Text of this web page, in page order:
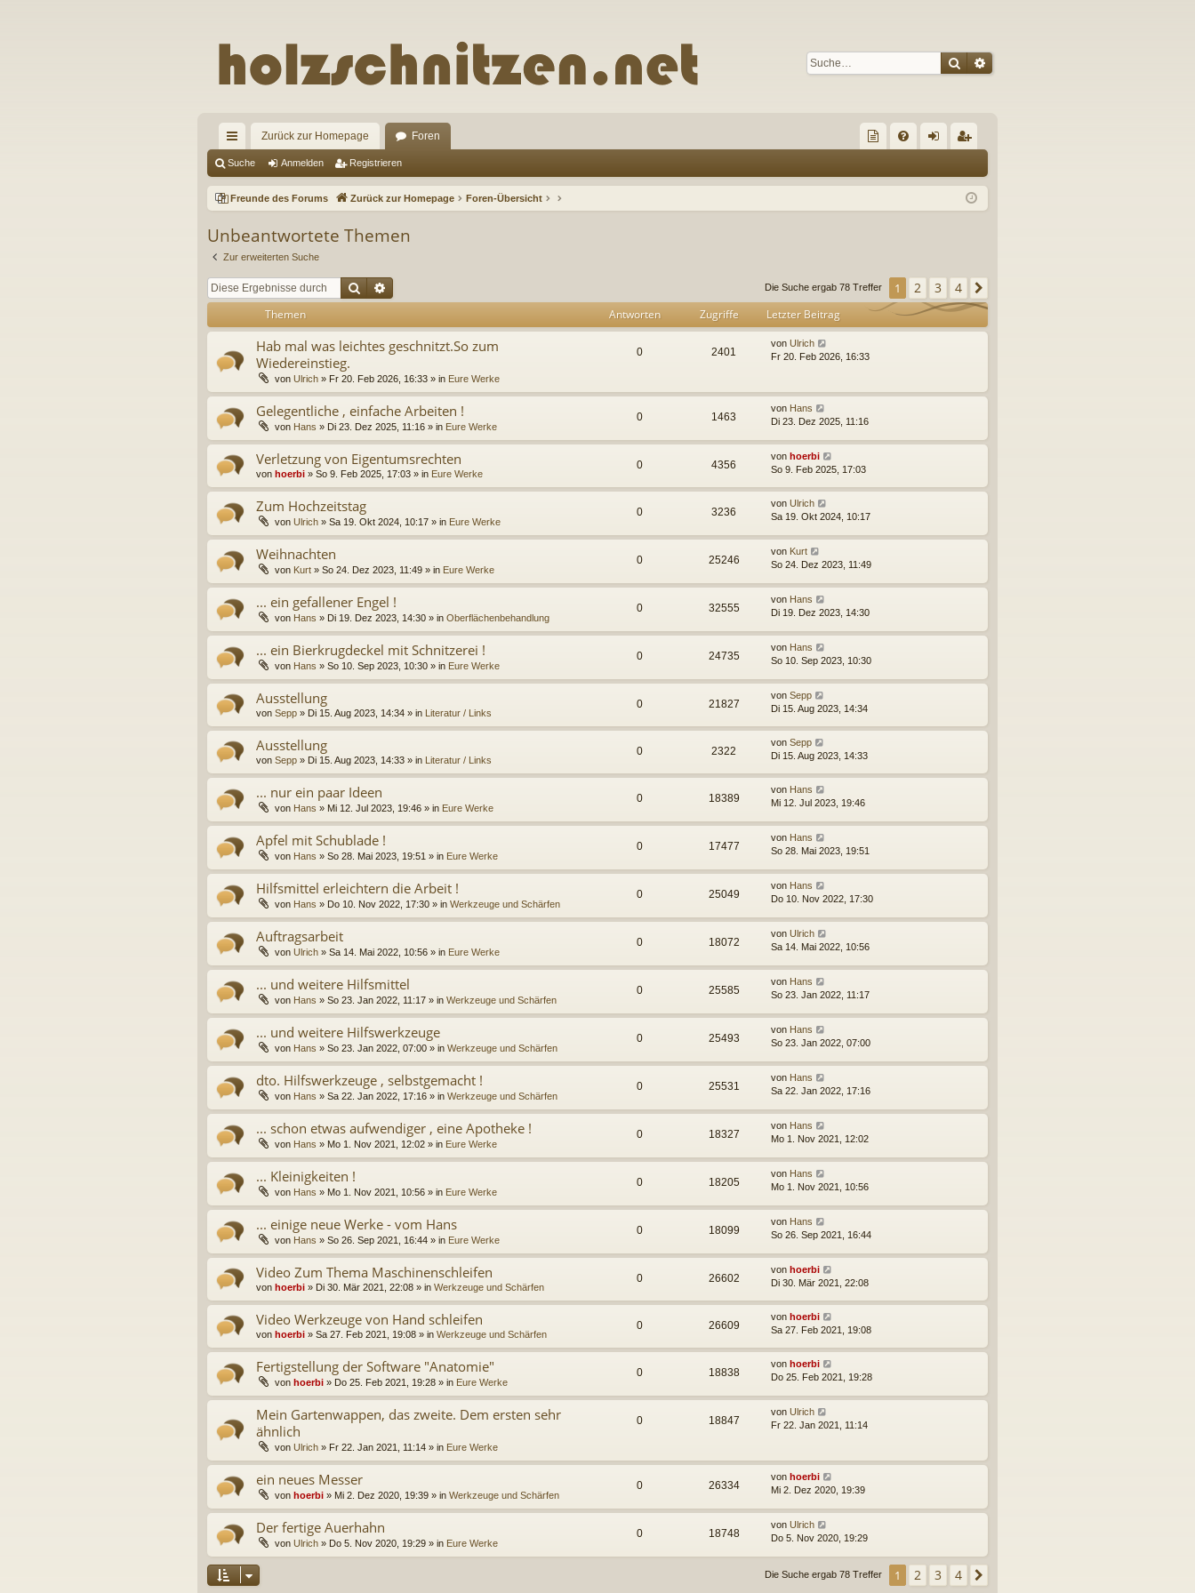
SucheErweiterte Suche
ch
ne
ug
Zurück zur Homepage Foren
un Q m ist
Suche Anmelden Registrieren
Freunde des Forums Zurück zur Homepage Foren-Übersicht
Unbeantwortete Themen
Zur erweiterten Suche
Suche Die Suche ergab 78 Treffer 1 2 3 4
Themen Antworten Zugriffe Letzter Beitrag
Hab mal was leichtes geschnitzt.So zum
Wiedereinstieg.
von Ulrich » Fr 20. Feb 2026, 16:33 » in Eure Werke
0 2401
von Ulrich
Fr 20. Feb 2026, 16:33
Gelegentliche , einfache Arbeiten !
von Hans » Di 23. Dez 2025, 11:16 » in Eure Werke
0 1463
von Hans
Di 23. Dez 2025, 11:16
Verletzung von Eigentumsrechten
von hoerbi » So 9. Feb 2025, 17:03 » in Eure Werke
0 4356
von hoerbi
So 9. Feb 2025, 17:03
Zum Hochzeitstag
von Ulrich » Sa 19. Okt 2024, 10:17 » in Eure Werke
0 3236
von Ulrich
Sa 19. Okt 2024, 10:17
Weihnachten
von Kurt » So 24. Dez 2023, 11:49 » in Eure Werke
0 25246
von Kurt
So 24. Dez 2023, 11:49
... ein gefallener Engel !
von Hans » Di 19. Dez 2023, 14:30 » in Oberflächenbehandlung
0 32555
von Hans
Di 19. Dez 2023, 14:30
... ein Bierkrugdeckel mit Schnitzerei !
von Hans » So 10. Sep 2023, 10:30 » in Eure Werke
0 24735
von Hans
So 10. Sep 2023, 10:30
Ausstellung
von Sepp » Di 15. Aug 2023, 14:34 » in Literatur / Links
0 21827
von Sepp
Di 15. Aug 2023, 14:34
Ausstellung
von Sepp » Di 15. Aug 2023, 14:33 » in Literatur / Links
0 2322
von Sepp
Di 15. Aug 2023, 14:33
... nur ein paar Ideen
von Hans » Mi 12. Jul 2023, 19:46 » in Eure Werke
0 18389
von Hans
Mi 12. Jul 2023, 19:46
Apfel mit Schublade !
von Hans » So 28. Mai 2023, 19:51 » in Eure Werke
0 17477
von Hans
So 28. Mai 2023, 19:51
Hilfsmittel erleichtern die Arbeit !
von Hans » Do 10. Nov 2022, 17:30 » in Werkzeuge und Schärfen
0 25049
von Hans
Do 10. Nov 2022, 17:30
Auftragsarbeit
von Ulrich » Sa 14. Mai 2022, 10:56 » in Eure Werke
0 18072
von Ulrich
Sa 14. Mai 2022, 10:56
... und weitere Hilfsmittel
von Hans » So 23. Jan 2022, 11:17 » in Werkzeuge und Schärfen
0 25585
von Hans
So 23. Jan 2022, 11:17
... und weitere Hilfswerkzeuge
von Hans » So 23. Jan 2022, 07:00 » in Werkzeuge und Schärfen
0 25493
von Hans
So 23. Jan 2022, 07:00
dto. Hilfswerkzeuge , selbstgemacht !
von Hans » Sa 22. Jan 2022, 17:16 » in Werkzeuge und Schärfen
0 25531
von Hans
Sa 22. Jan 2022, 17:16
... schon etwas aufwendiger , eine Apotheke !
von Hans » Mo 1. Nov 2021, 12:02 » in Eure Werke
0 18327
von Hans
Mo 1. Nov 2021, 12:02
... Kleinigkeiten !
von Hans » Mo 1. Nov 2021, 10:56 » in Eure Werke
0 18205
von Hans
Mo 1. Nov 2021, 10:56
... einige neue Werke - vom Hans
von Hans » So 26. Sep 2021, 16:44 » in Eure Werke
0 18099
von Hans
So 26. Sep 2021, 16:44
Video Zum Thema Maschinenschleifen
von hoerbi » Di 30. Mär 2021, 22:08 » in Werkzeuge und Schärfen
0 26602
von hoerbi
Di 30. Mär 2021, 22:08
Video Werkzeuge von Hand schleifen
von hoerbi » Sa 27. Feb 2021, 19:08 » in Werkzeuge und Schärfen
0 26609
von hoerbi
Sa 27. Feb 2021, 19:08
Fertigstellung der Software "Anatomie"
von hoerbi » Do 25. Feb 2021, 19:28 » in Eure Werke
0 18838
von hoerbi
Do 25. Feb 2021, 19:28
Mein Gartenwappen, das zweite. Dem ersten sehr
ähnlich
von Ulrich » Fr 22. Jan 2021, 11:14 » in Eure Werke
0 18847
von Ulrich
Fr 22. Jan 2021, 11:14
ein neues Messer
von hoerbi » Mi 2. Dez 2020, 19:39 » in Werkzeuge und Schärfen
0 26334
von hoerbi
Mi 2. Dez 2020, 19:39
Der fertige Auerhahn
von Ulrich » Do 5. Nov 2020, 19:29 » in Eure Werke
0 18748
von Ulrich
Do 5. Nov 2020, 19:29
Die Suche ergab 78 Treffer 1 2 3 4